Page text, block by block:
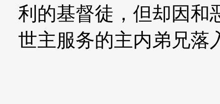
利的基督徒，但却因和
世主服务的主内弟兄落